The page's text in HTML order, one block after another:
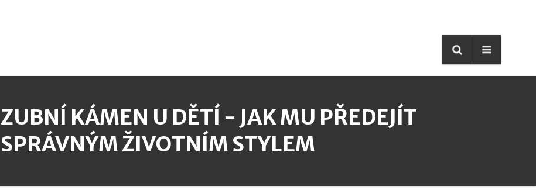
ZUBNÍ KÁMEN U DĚTÍ - JAK MU PŘEDEJÍT
SPRÁVNÝM ŽIVOTNÍM STYLEM